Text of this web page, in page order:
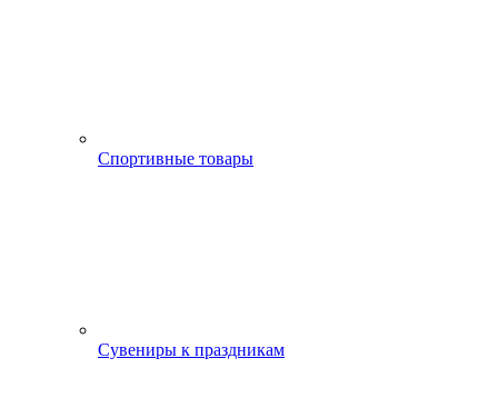
Спортивные товары
Сувениры к праздникам